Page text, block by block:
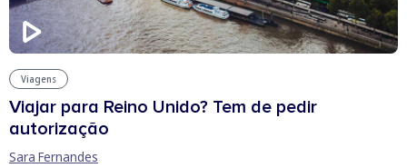
Viagens
Viajar para Reino Unido? Tem de pedir
autorização
Sara Fernandes